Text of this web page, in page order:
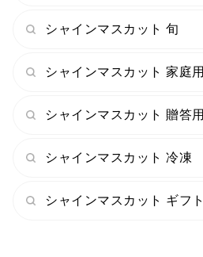
シャインマスカット 旬
シャインマスカット 家庭用
シャインマスカット 贈答用
シャインマスカット 冷凍
シャインマスカット ギフト